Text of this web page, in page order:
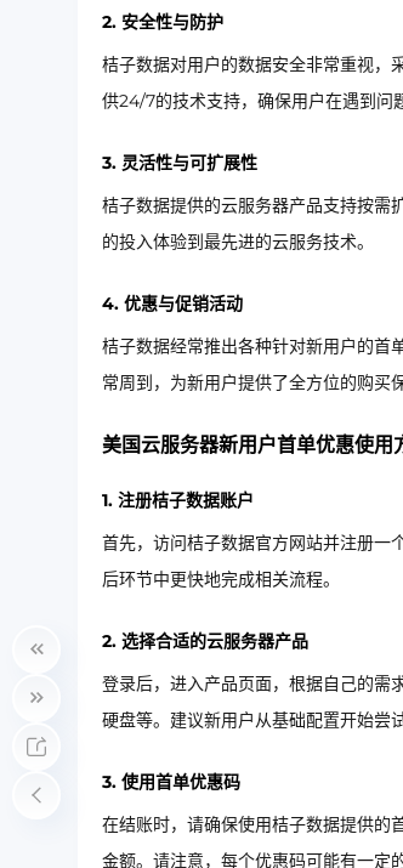
2. 安全性与防护
桔子数据对用户的数据安全非常重视，
供24/7的技术支持，确保用户在遇到问
3. 灵活性与可扩展性
桔子数据提供的云服务器产品支持按需
的投入体验到最先进的云服务技术。
4. 优惠与促销活动
桔子数据经常推出各种针对新用户的首
常周到，为新用户提供了全方位的购买保
美国云服务器新用户首单优惠使用
1. 注册桔子数据账户
首先，访问桔子数据官方网站并注册一
后环节中更快地完成相关流程。
2. 选择合适的云服务器产品
登录后，进入产品页面，根据自己的需
硬盘等。建议新用户从基础配置开始尝
3. 使用首单优惠码
在结账时，请确保使用桔子数据提供的
金额。请注意，每个优惠码可能有一定